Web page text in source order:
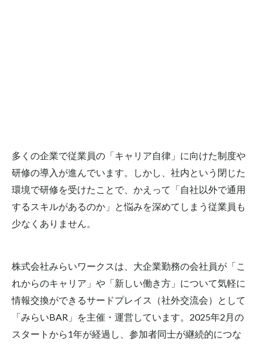
多くの企業で従業員の「キャリア自律」に向けた制度や
研修の導入が進んでいます。しかし、社内という閉じた
環境で研修を受けたことで、かえって「自社以外で通用
するスキルがあるのか」と悩みを深めてしまう従業員も
少なくありません。
株式会社みらいワークスは、大企業勤務の会社員が「こ
れからのキャリア」や「新しい働き方」について気軽に
情報交換ができるサードプレイス（社外交流会）として
「みらいBAR」を主催・運営しています。2025年2月の
スタートから1年が経過し、参加者同士が継続的につな
板挟みイノベーター｜2025.4
板挟みイノベーター｜2025.7
検索